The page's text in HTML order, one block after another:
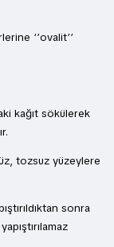
‘’ovalit’’
kağıt sökülerek
tozsuz yüzeylere
sonra